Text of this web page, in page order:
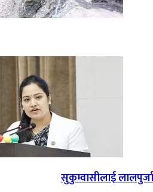
सुकुम्वासीलाई